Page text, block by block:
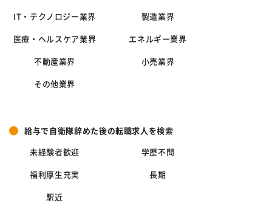
IT・テクノロジー業界 製造業界
医療・ヘルスケア業界 エネルギー業界
不動産業界 小売業界
その他業界
給与で自衛隊辞めた後の転職求人を検索
未経験者歓迎 学歴不問
福利厚生充実 長期
駅近